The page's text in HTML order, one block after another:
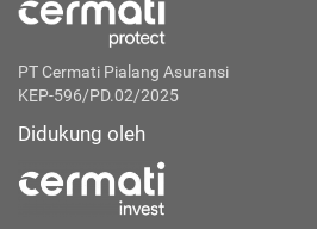
PT Cermati Pialang Asuransi
KEP-596/PD.02/2025
Didukung oleh